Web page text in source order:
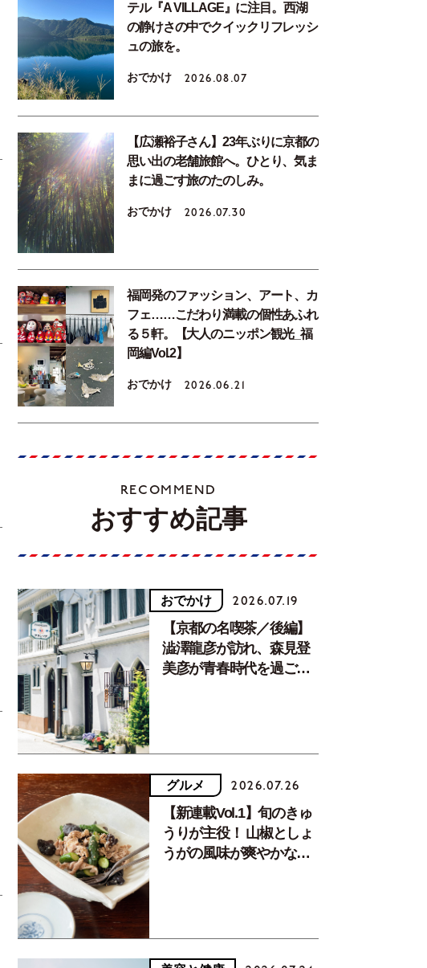
テル『A VILLAGE』に注目。西湖
の静けさの中でクイックリフレッシ
ュの旅を。
おでかけ 2026.08.07
【広瀬裕子さん】23年ぶりに京都の
思い出の老舗旅館へ。ひとり、気ま
まに過ごす旅のたのしみ。
おでかけ 2026.07.30
福岡発のファッション、アート、カ
フェ……こだわり満載の個性あふれ
る５軒。【大人のニッポン観光_福
岡編Vol.2】
おでかけ 2026.06.21
RECOMMEND
おすすめ記事
おでかけ 2026.07.19
【京都の名喫茶／後編】
澁澤龍彦が訪れ、森見登
美彦が青春時代を過ごし
グルメ 2026.07.26
【新連載Vol.1】旬のきゅ
うりが主役！ 山椒としょ
うがの風味が爽やかな、